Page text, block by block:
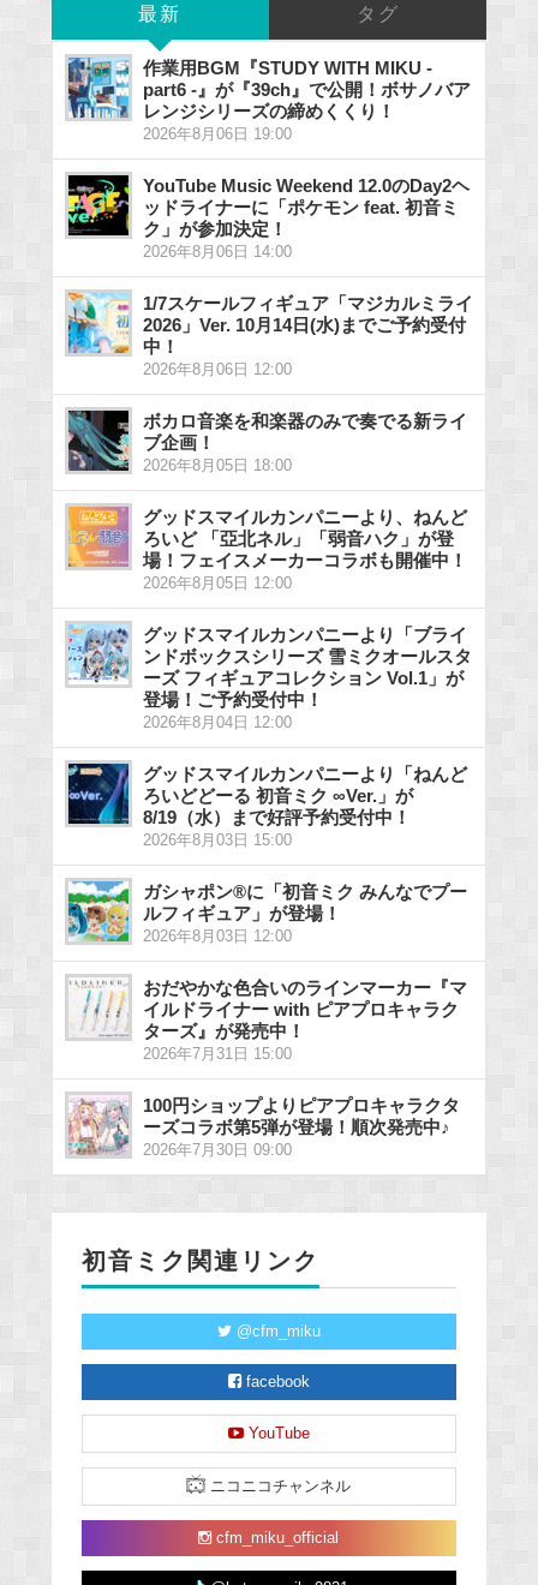
最新 タグ
作業用BGM『STUDY WITH MIKU -
part6 -』が『39ch』で公開！ボサノバア
レンジシリーズの締めくくり！
2026年8月06日 19:00
YouTube Music Weekend 12.0のDay2ヘ
ッドライナーに「ポケモン feat. 初音ミ
ク」が参加決定！
2026年8月06日 14:00
1/7スケールフィギュア「マジカルミライ
2026」Ver. 10月14日(水)までご予約受付
中！
2026年8月06日 12:00
ボカロ音楽を和楽器のみで奏でる新ライ
ブ企画！
2026年8月05日 18:00
グッドスマイルカンパニーより、ねんど
ろいど 「亞北ネル」「弱音ハク」が登
場！フェイスメーカーコラボも開催中！
2026年8月05日 12:00
グッドスマイルカンパニーより「ブライ
ンドボックスシリーズ 雪ミクオールスタ
ーズ フィギュアコレクション Vol.1」が
登場！ご予約受付中！
2026年8月04日 12:00
グッドスマイルカンパニーより「ねんど
ろいどどーる 初音ミク ∞Ver.」が
8/19（水）まで好評予約受付中！
2026年8月03日 15:00
ガシャポン®に「初音ミク みんなでプー
ルフィギュア」が登場！
2026年8月03日 12:00
おだやかな色合いのラインマーカー『マ
イルドライナー with ピアプロキャラク
ターズ』が発売中！
2026年7月31日 15:00
100円ショップよりピアプロキャラクタ
ーズコラボ第5弾が登場！順次発売中♪
2026年7月30日 09:00
初音ミク関連リンク
@cfm_miku
facebook
YouTube
ニコニコチャンネル
cfm_miku_official